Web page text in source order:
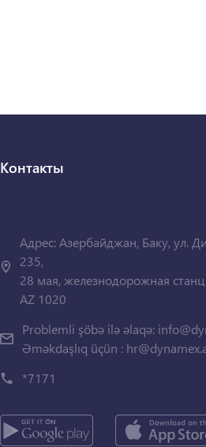
Контакты
Адрес: Азербайджан, Баку, ул.
235,
28 мая, железнодорожная
AZ 1020
Problemli şöbə ilə əlaqə:
Əməkdaşlıq üçün :
*7171